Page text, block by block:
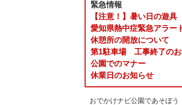
緊急情報
【注意！】暑い日の遊具
愛知県熱中症緊急アラー
休憩所の開放について
第1駐車場 工事終了の
公園でのマナー
休業日のお知らせ
おでかけナビ公園であそぼう